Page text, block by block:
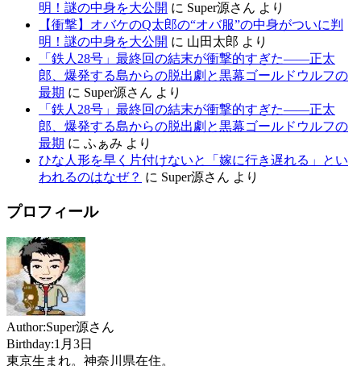
明！謎の中身を大公開 に Super源さん より
【衝撃】オバケのQ太郎の“オバ服”の中身がついに判
明！謎の中身を大公開 に 山田太郎 より
「鉄人28号」最終回の結末が衝撃的すぎた——正太
郎、爆発する島からの脱出劇と黒幕ゴールドウルフの
最期 に Super源さん より
「鉄人28号」最終回の結末が衝撃的すぎた——正太
郎、爆発する島からの脱出劇と黒幕ゴールドウルフの
最期 に ふぁみ より
ひな人形を早く片付けないと「嫁に行き遅れる」とい
われるのはなぜ？ に Super源さん より
プロフィール
Author:Super源さん
Birthday:1月3日
東京生まれ。神奈川県在住。